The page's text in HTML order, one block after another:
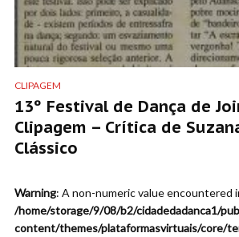
CLIPAGEM
13º Festival de Dança de
Clipagem – Crítica de
Clássico
Warning: A non-numeric value encountered
/home/storage/9/08/b2/cidadedadanca1/
content/themes/plataformasvirtuais/core/